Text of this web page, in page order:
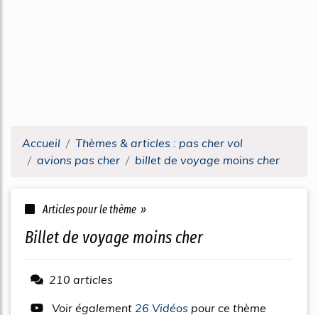
Accueil
Thèmes & articles : pas cher vol
avions pas cher
billet de voyage moins cher
Articles pour le thème »
billet de voyage moins cher
210 articles
Voir également 26 Vidéos pour ce thème